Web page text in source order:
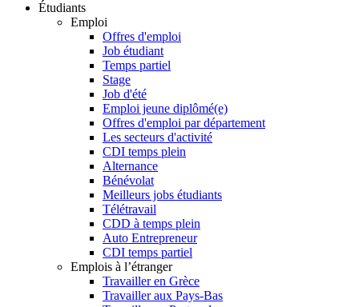
Étudiants
Emploi
Offres d'emploi
Job étudiant
Temps partiel
Stage
Job d'été
Emploi jeune diplômé(e)
Offres d'emploi par département
Les secteurs d'activité
CDI temps plein
Alternance
Bénévolat
Meilleurs jobs étudiants
Télétravail
CDD à temps plein
Auto Entrepreneur
CDI temps partiel
Emplois à l’étranger
Travailler en Grèce
Travailler aux Pays-Bas